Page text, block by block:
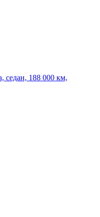
седан, 188 000 км,